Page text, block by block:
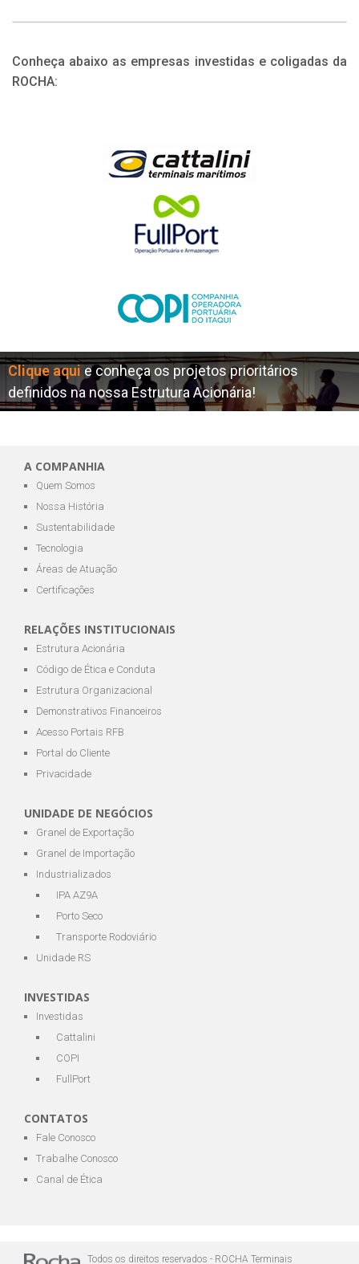
Conheça abaixo as empresas investidas e coligadas da
ROCHA:
Clique aqui e conheça os projetos prioritários
definidos na nossa Estrutura Acionária!
A COMPANHIA
Quem Somos
Nossa História
Sustentabilidade
Tecnologia
Áreas de Atuação
Certificações
RELAÇÕES INSTITUCIONAIS
Estrutura Acionária
Código de Ética e Conduta
Estrutura Organizacional
Demonstrativos Financeiros
Acesso Portais RFB
Portal do Cliente
Privacidade
UNIDADE DE NEGÓCIOS
Granel de Exportação
Granel de Importação
Industrializados
IPA AZ9A
Porto Seco
Transporte Rodoviário
Unidade RS
INVESTIDAS
Investidas
Cattalini
COPI
FullPort
CONTATOS
Fale Conosco
Trabalhe Conosco
Canal de Ética
Todos os direitos reservados - ROCHA Terminais